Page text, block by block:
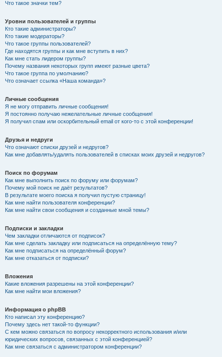
Что такое значки тем?
Уровни пользователей и группы
Кто такие администраторы?
Кто такие модераторы?
Что такое группы пользователей?
Где находятся группы и как мне вступить в них?
Как мне стать лидером группы?
Почему названия некоторых групп имеют разные цвета?
Что такое группа по умолчанию?
Что означает ссылка «Наша команда»?
Личные сообщения
Я не могу отправить личные сообщения!
Я постоянно получаю нежелательные личные сообщения!
Я получил спам или оскорбительный email от кого-то с этой конференции!
Друзья и недруги
Что означают списки друзей и недругов?
Как мне добавлять/удалять пользователей в списках моих друзей и недругов?
Поиск по форумам
Как мне выполнить поиск по форуму или форумам?
Почему мой поиск не даёт результатов?
В результате моего поиска я получил пустую страницу!
Как мне найти пользователя конференции?
Как мне найти свои сообщения и созданные мной темы?
Подписки и закладки
Чем закладки отличаются от подписок?
Как мне сделать закладку или подписаться на определённую тему?
Как мне подписаться на определённый форум?
Как мне отказаться от подписки?
Вложения
Какие вложения разрешены на этой конференции?
Как мне найти мои вложения?
Информация о phpBB
Кто написал эту конференцию?
Почему здесь нет такой-то функции?
С кем можно связаться по вопросу некорректного использования и/или
юридических вопросов, связанных с этой конференцией?
Как мне связаться с администратором конференции?